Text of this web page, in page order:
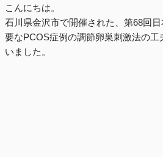
こんにちは。
石川県金沢市で開催された、第68回
要なPCOS症例の調節卵巣刺激法の
いました。